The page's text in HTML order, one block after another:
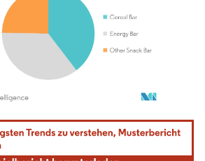
Wiederverwendung erfordert Namensnennung gemäß